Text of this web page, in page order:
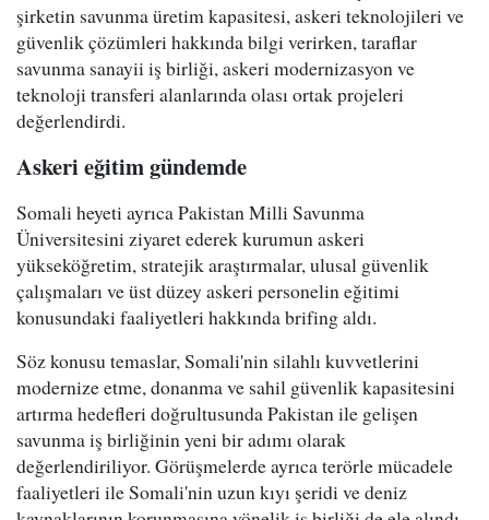
şirketin savunma üretim kapasitesi, askeri teknolojileri ve
güvenlik çözümleri hakkında bilgi verirken, taraflar
savunma sanayii iş birliği, askeri modernizasyon ve
teknoloji transferi alanlarında olası ortak projeleri
değerlendirdi.
Askeri eğitim gündemde
Somali heyeti ayrıca Pakistan Milli Savunma
Üniversitesini ziyaret ederek kurumun askeri
yükseköğretim, stratejik araştırmalar, ulusal güvenlik
çalışmaları ve üst düzey askeri personelin eğitimi
konusundaki faaliyetleri hakkında brifing aldı.
Söz konusu temaslar, Somali'nin silahlı kuvvetlerini
modernize etme, donanma ve sahil güvenlik kapasitesini
artırma hedefleri doğrultusunda Pakistan ile gelişen
savunma iş birliğinin yeni bir adımı olarak
değerlendiriliyor. Görüşmelerde ayrıca terörle mücadele
faaliyetleri ile Somali'nin uzun kıyı şeridi ve deniz